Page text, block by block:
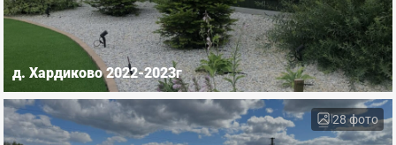
д. Хардиково 2022-2023г
28 фото